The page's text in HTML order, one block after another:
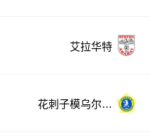
艾拉华特
花刺子模乌尔根